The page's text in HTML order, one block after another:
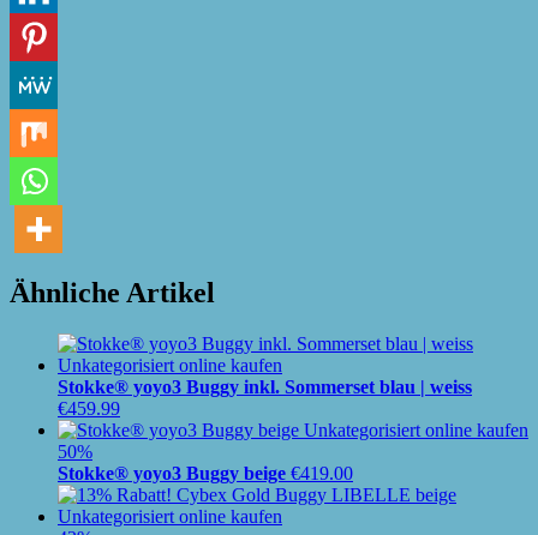
Ähnliche Artikel
Stokke® yoyo3 Buggy inkl. Sommerset blau | weiss
€459.99
50%
Stokke® yoyo3 Buggy beige €419.00